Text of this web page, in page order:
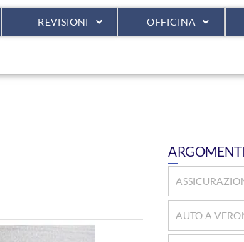
REVISIONI OFFICINA
ARGOMENTI
AUTO A